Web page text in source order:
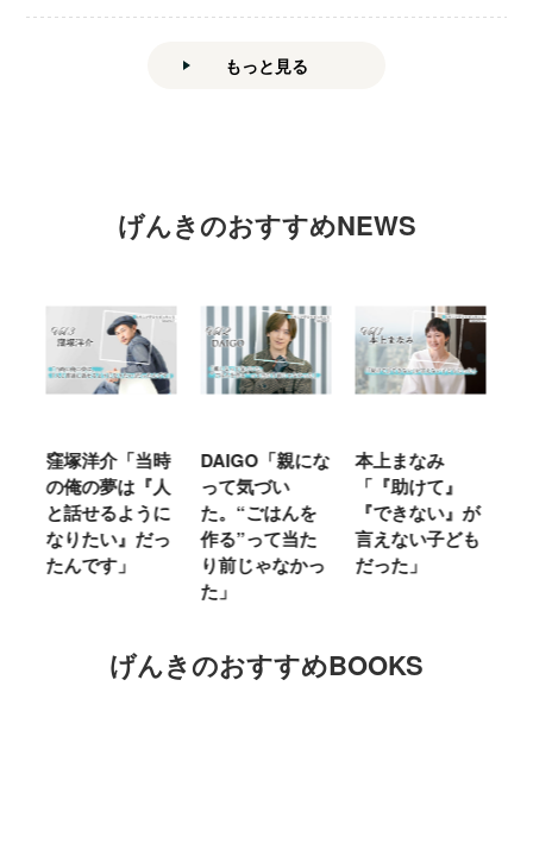
もっと見る
げんきのおすすめNEWS
窪塚洋介「当時
の俺の夢は『人
と話せるように
なりたい』だっ
たんです」
DAIGO「親にな
って気づい
た。“ごはんを
作る”って当た
り前じゃなかっ
た」
本上まなみ
「『助けて』
『できない』が
言えない子ども
だった」
げんきのおすすめBOOKS